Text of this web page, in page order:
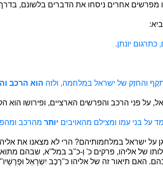
מפרשים אחרים ניסחו את הדברים בלשונם,
כתרגום יונתן.
והחזֶק של ישראל במלחמה, ולזה הוא הרכב
על פני הרכב והפרשים הארציים, ופירושו הוא
על בני עמו ומצילם מהאויבים יותר מהרכב
על ישראל במלחמותיהם? הרי לא מצאנו את
של אליהו, פרקים כ' וְ-כ"ב במל"א, שבהם
האם תיאור זה של אליהו כ"רֶכֶב יִשְרָאֵל